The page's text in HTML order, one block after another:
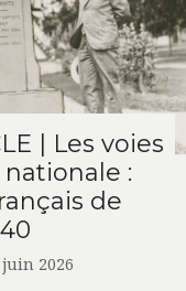
| Les voies
:
de
juin 2026